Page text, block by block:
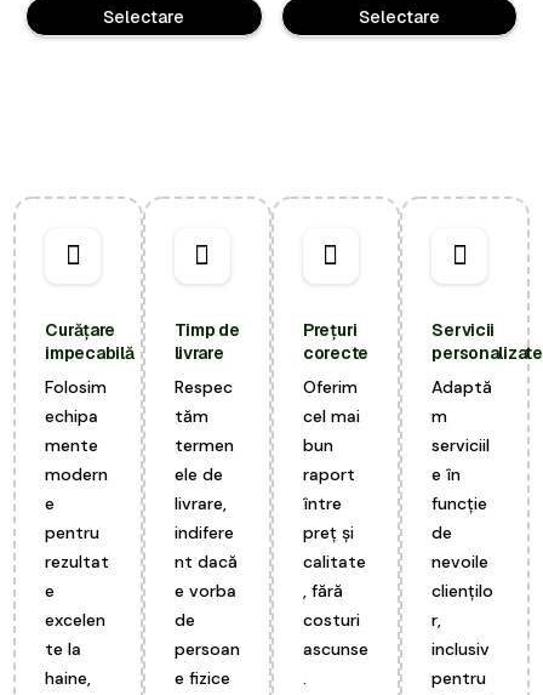
Selectare Selectare
Curățare
impecabilă
Folosim
echipa
mente
modern
e
pentru
rezultat
e
excelen
te la
haine,
Timp de
livrare
Respec
tăm
termen
ele de
livrare,
indifere
nt dacă
e vorba
de
persoan
e fizice
Prețuri
corecte
Oferim
cel mai
bun
raport
între
preț și
calitate
, fără
costuri
ascunse
.
Servicii
personalizate
Adaptă
m
serviciil
e în
funcție
de
nevoile
cliențilo
r,
inclusiv
pentru